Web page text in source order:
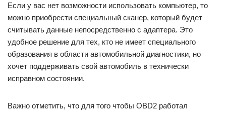
Если у вас нет возможности использовать компьютер, то
можно приобрести специальный сканер, который будет
считывать данные непосредственно с адаптера. Это
удобное решение для тех, кто не имеет специального
образования в области автомобильной диагностики, но
хочет поддерживать свой автомобиль в технически
исправном состоянии.
Важно отметить, что для того чтобы OBD2 работал